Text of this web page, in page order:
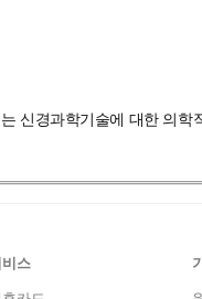
신경과학기술에 대한 의학
스